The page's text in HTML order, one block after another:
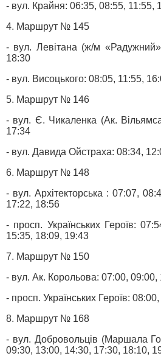
- вул. Крайня: 06:35, 08:55, 11:55,
4. Маршрут № 145
- вул. Левітана (ж/м
18:30
- вул. Висоцького: 08:05, 11:55,
5. Маршрут № 146
- вул. Є. Чикаленка (Ак.
17:34
- вул. Давида Ойстраха: 08:34,
6. Маршрут № 148
- вул. Архітекторська : 07:07,
17:22, 18:56
- просп. Українських Героїв:
15:35, 18:09, 19:43
7. Маршрут № 150
- вул. Ак. Корольова: 07:00, 09:00,
- просп. Українських Героїв:
8. Маршрут № 168
- вул. Добровольців (Маршала
09:30, 13:00, 14:30, 17:30, 18:10,